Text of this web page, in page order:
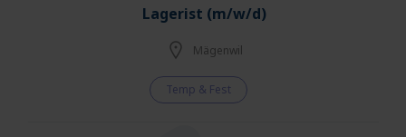
Lagerist (m/w/d)
Mägenwil
Temp & Fest